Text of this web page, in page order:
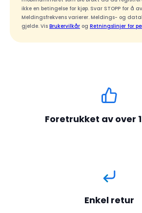
ikke en betingelse for kjøp. Svar STOPP for å
Meldingsfrekvens varierer. Meldings- og
gjelde. Vis Brukervilkår og Retningslinjer for
Foretrukket av over
Enkel retur